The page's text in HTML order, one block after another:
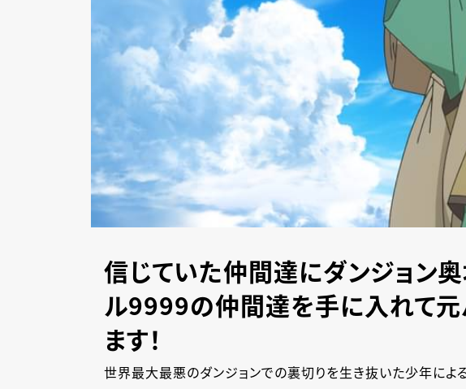
信じていた仲間達にダンジョン
ル9999の仲間達を手に入れて元
ます！
世界最大最悪のダンジョンでの裏切りを生き抜いた少年によ